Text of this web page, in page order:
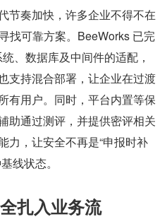
节奏加快，许多企业不得不在
找可靠方案。BeeWorks 已完
、数据库及中间件的适配，
支持混合部署，让企业在过渡
有用户。同时，平台内置等保
助通过测评，并提供密评相关
力，让安全不再是“申报时补
线状态。
扎入业务流